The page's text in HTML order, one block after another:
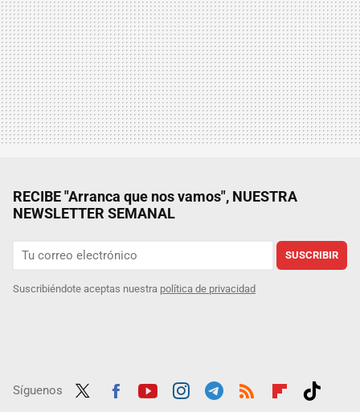
RECIBE "Arranca que nos vamos", NUESTRA
NEWSLETTER SEMANAL
SUSCRIBIR
Suscribiéndote aceptas nuestra política de privacidad
Síguenos